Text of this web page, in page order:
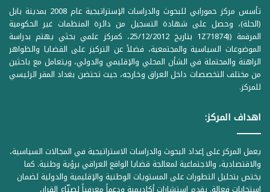
تأسس مركز حمورابي للبحوث والدراسات الإستراتيجية عام 2008 بمدينة بابل
(الحلة)، وحصل على شهادة التسجيل من دائرة المنظمات غير الحكومية
المرقمة ((1Z71874 بتاريخ 25/12/2012، كمركز علمي بحثي يهتم بدراسة
الموضوعات السياسية والمجتمعية، فضلاً عن التركيز على القضايا والظواهر
الراهنة والمحتملة في الشأن المحلي والإقليمي والدولي، ويتعامل مع باحثين
من مختلف التخصصات داخل العراق وخارجه، حيث تحتضن بغداد المقر الرئيسي
للمركز.
اهداف المركز:
يعمل المركز على إعداد البحوث والدراسات الاستراتيجية في المجالات السياسية،
والاقتصادية، والاجتماعية لمعالجة قضايا الواقع العراقي برؤية وطنية. كما
يختص بتحليل التطورات على المستويات الوطنية والإقليمية والدولية لضمان